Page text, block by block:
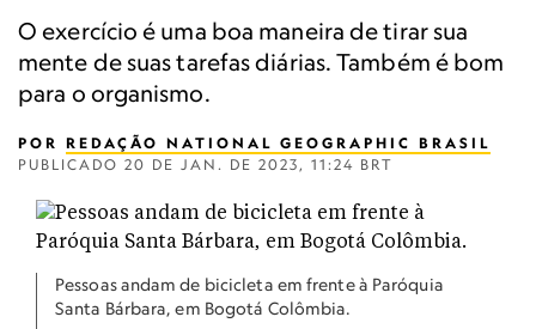
O exercício é uma boa maneira de tirar sua
mente de suas tarefas diárias. Também é bom
para o organismo.
POR REDAÇÃO NATIONAL GEOGRAPHIC BRASIL
PUBLICADO 20 DE JAN. DE 2023, 11:24 BRT
Pessoas andam de bicicleta em frente à Paróquia
Santa Bárbara, em Bogotá Colômbia.